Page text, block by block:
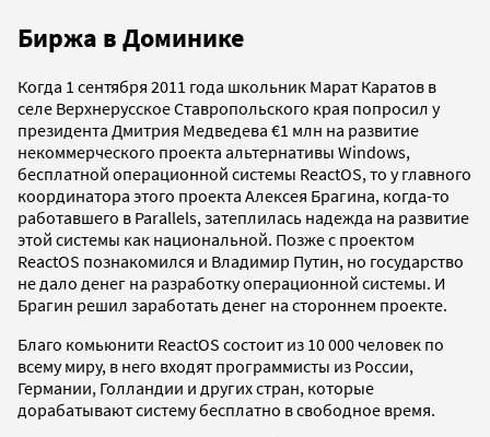
Биржа в Доминике
Когда 1 сентября 2011 года школьник Марат Каратов в
селе Верхнерусское Ставропольского края попросил у
президента Дмитрия Медведева €1 млн на развитие
некоммерческого проекта альтернативы Windows,
бесплатной операционной системы ReactOS, то у главного
координатора этого проекта Алексея Брагина, когда-то
работавшего в Parallels, затеплилась надежда на развитие
этой системы как национальной. Позже с проектом
ReactOS познакомился и Владимир Путин, но государство
не дало денег на разработку операционной системы. И
Брагин решил заработать денег на стороннем проекте.
Благо комьюнити ReactOS состоит из 10 000 человек по
всему миру, в него входят программисты из России,
Германии, Голландии и других стран, которые
дорабатывают систему бесплатно в свободное время.